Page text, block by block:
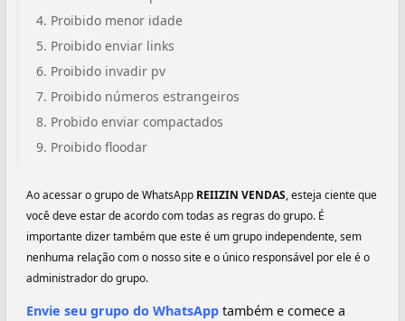
Proibido menor idade
Proibido enviar links
Proibido invadir pv
Proibido números estrangeiros
Probido enviar compactados
Proibido floodar
Ao acessar o grupo de WhatsApp REIIZIN VENDAS, esteja ciente que
você deve estar de acordo com todas as regras do grupo. É
importante dizer também que este é um grupo independente, sem
nenhuma relação com o nosso site e o único responsável por ele é o
administrador do grupo.
Envie seu grupo do WhatsApp também e comece a